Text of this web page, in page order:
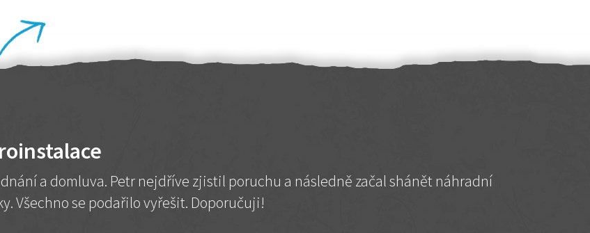
a domluva. Petr nejdříve zjistil poruchu a následně začal shánět náhradní
Všechno se podařilo vyřešit. Doporučuji!